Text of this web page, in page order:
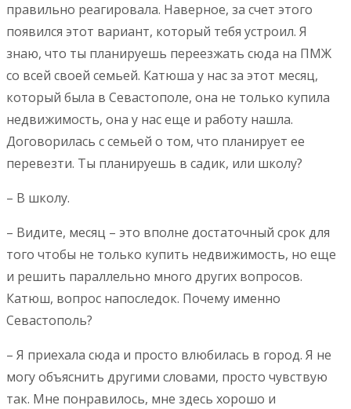
правильно реагировала. Наверное, за счет этого
появился этот вариант, который тебя устроил. Я
знаю, что ты планируешь переезжать сюда на ПМЖ
со всей своей семьей. Катюша у нас за этот месяц,
который была в Севастополе, она не только купила
недвижимость, она у нас еще и работу нашла.
Договорилась с семьей о том, что планирует ее
перевезти. Ты планируешь в садик, или школу?
– В школу.
– Видите, месяц – это вполне достаточный срок для
того чтобы не только купить недвижимость, но еще
и решить параллельно много других вопросов.
Катюш, вопрос напоследок. Почему именно
Севастополь?
– Я приехала сюда и просто влюбилась в город. Я не
могу объяснить другими словами, просто чувствую
так. Мне понравилось, мне здесь хорошо и